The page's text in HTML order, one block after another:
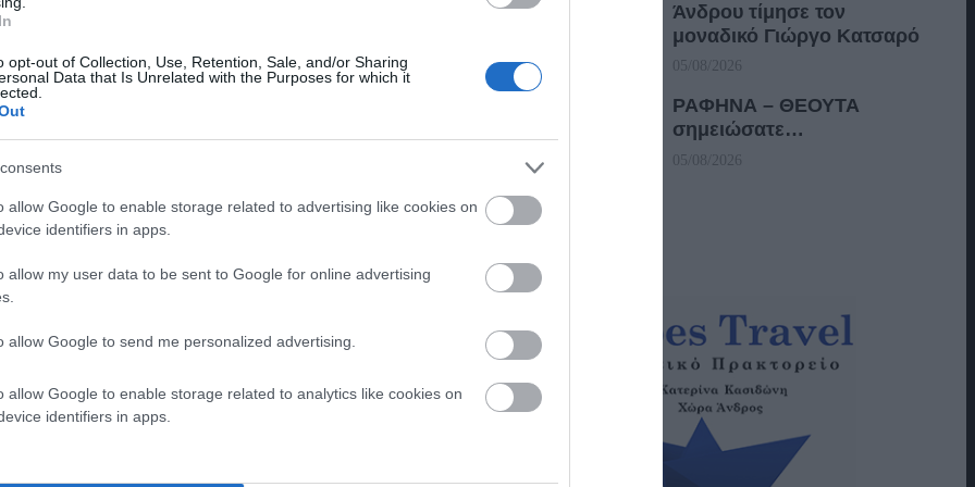
opt-out of Collection, Use, Retention, Sale, and/or Sharing
Data that Is Unrelated with the Purposes for which it
allow Google to enable storage related to advertising like cookies on
identifiers in apps.
allow my user data to be sent to Google for online advertising
allow Google to send me personalized advertising.
allow Google to enable storage related to analytics like cookies on
identifiers in apps.
είπε εμφανώς απογοητευμένος από την
δήμαρχος Δ.Λοτσάρης. Εσείς που σήμερα λέτε
όλα αυτά τα χρόνια; Πόσες φορές
Άνδρου τίμησε τον
μοναδικό Γιώργο Κατσαρό
05/08/2026
ΡΑΦΗΝΑ – ΘΕΟΥΤΑ
σημειώσατε…
05/08/2026